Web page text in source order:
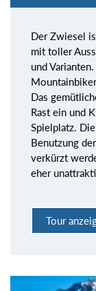
Der Zwiesel
mit toller
und
Das
Rast ein und
Spielplatz.
Benutzung
verkürzt
eher
Tour